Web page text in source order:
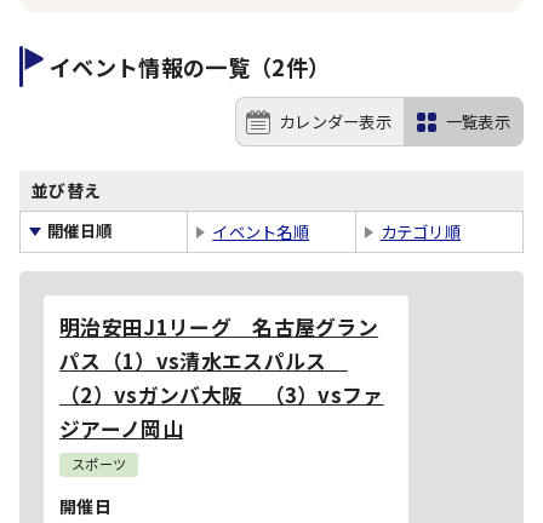
イベント情報の一覧（2件）
カレンダー表示 一覧表示
並び替え
開催日順 イベント名順 カテゴリ順
明治安田J1リーグ 名古屋グラン
パス（1）vs清水エスパルス
（2）vsガンバ大阪 （3）vsファ
ジアーノ岡山
スポーツ
開催日